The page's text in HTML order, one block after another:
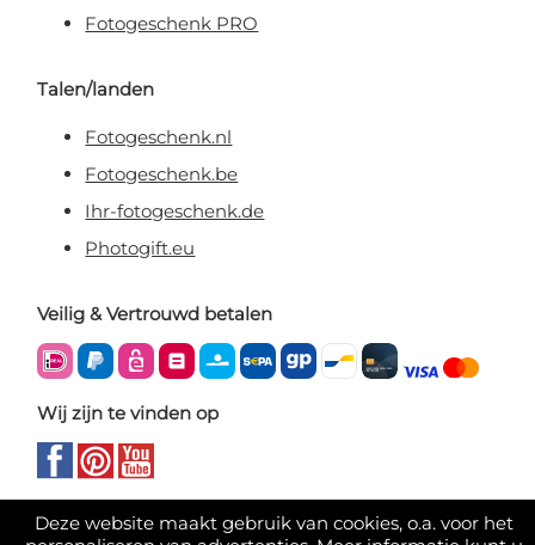
Deze website maakt gebruik van cookies, o.a. voor het
Fotogeschenk PRO
Talen/landen
Fotogeschenk.nl
Fotogeschenk.be
Ihr-fotogeschenk.de
Photogift.eu
Veilig & Vertrouwd betalen
Wij zijn te vinden op